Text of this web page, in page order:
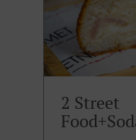
2 Street